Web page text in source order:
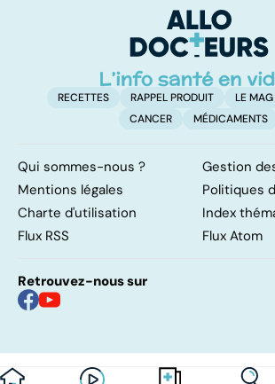
RECETTES RAPPEL PRODUIT
LE
CANCER
MÉDICAMENTS
Qui sommes-nous ?
Gestion
Mentions légales
Politiques
Charte d'utilisation
Index
Flux RSS
Flux Atom
Retrouvez-nous sur